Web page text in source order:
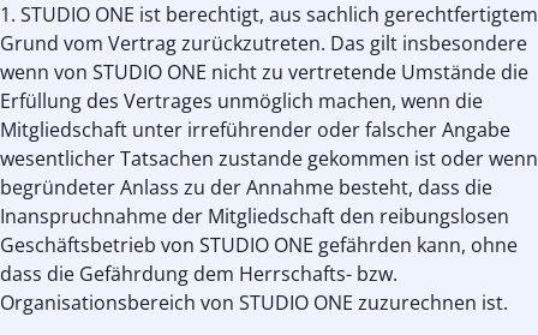
1. STUDIO ONE ist berechtigt, aus sachlich gerechtfertigtem
Grund vom Vertrag zurückzutreten. Das gilt insbesondere
wenn von STUDIO ONE nicht zu vertretende Umstände die
Erfüllung des Vertrages unmöglich machen, wenn die
Mitgliedschaft unter irreführender oder falscher Angabe
wesentlicher Tatsachen zustande gekommen ist oder wenn
begründeter Anlass zu der Annahme besteht, dass die
Inanspruchnahme der Mitgliedschaft den reibungslosen
Geschäftsbetrieb von STUDIO ONE gefährden kann, ohne
dass die Gefährdung dem Herrschafts- bzw.
Organisationsbereich von STUDIO ONE zuzurechnen ist.